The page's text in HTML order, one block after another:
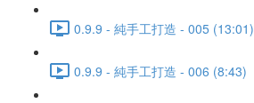
0.9.9 - 純手工打造 - 005 (13:01)
0.9.9 - 純手工打造 - 006 (8:43)